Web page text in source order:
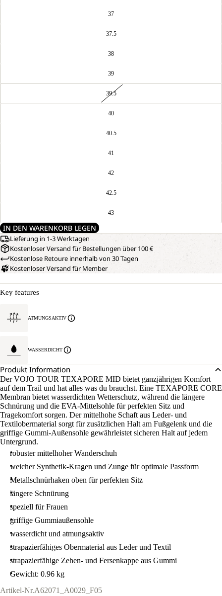
37
37.5
38
39
39.5
40
40.5
41
42
42.5
43
IN DEN WARENKORB LEGEN
Lieferung in 1-3 Werktagen
Kostenloser Versand für Bestellungen über 100 €
Kostenlose Retoure innerhalb von 30 Tagen
Kostenloser Versand für Member
Key features
ATMUNGSAKTIV
WASSERDICHT
Produkt Information
Der VOJO TOUR TEXAPORE MID bietet ganzjährigen Komfort
auf dem Trail und hat alles was du brauchst. Eine TEXAPORE CORE
Membran bietet wasserdichten Wetterschutz, während die längere
Schnürung und die EVA-Mittelsohle für perfekten Sitz und
Tragekomfort sorgen. Der mittelhohe Schaft aus Leder- und
Textilobermaterial sorgt für zusätzlichen Halt am Fußgelenk und die
griffige Gummi-Außensohle gewährleistet sicheren Halt auf jedem
Untergrund.
robuster mittelhoher Wanderschuh
weicher Synthetik-Kragen und Zunge für optimale Passform
Metallschnürhaken oben für perfekten Sitz
längere Schnürung
speziell für Frauen
griffige Gummiaußensohle
wasserdicht und atmungsaktiv
strapazierfähiges Obermaterial aus Leder und Textil
strapazierfähige Zehen- und Fersenkappe aus Gummi
Gewicht: 0.96 kg
Artikel-Nr.A62071_A0029_F05